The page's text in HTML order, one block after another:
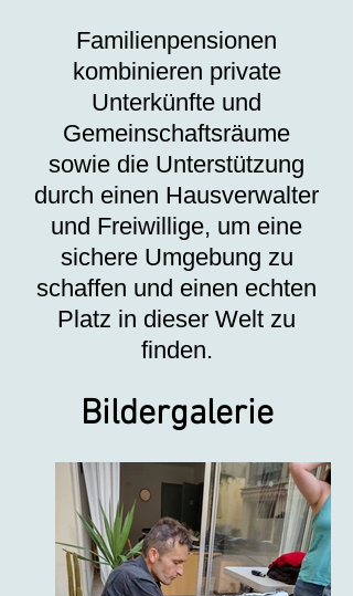
Familienpensionen
kombinieren private
Unterkünfte und
Gemeinschaftsräume
sowie die Unterstützung
durch einen Hausverwalter
und Freiwillige, um eine
sichere Umgebung zu
schaffen und einen echten
Platz in dieser Welt zu
finden.
Bildergalerie